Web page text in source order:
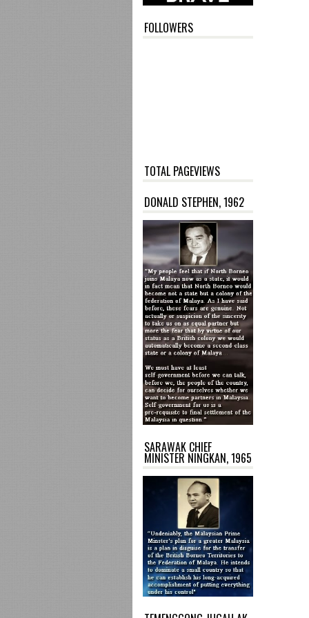
FOLLOWERS
TOTAL PAGEVIEWS
DONALD STEPHEN, 1962
SARAWAK CHIEF
MINISTER NINGKAN, 1965